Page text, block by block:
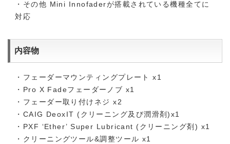
・その他 Mini Innofaderが搭載されている機種全てに
対応
内容物
・フェーダーマウンティングプレート x1
・Pro X Fadeフェーダーノブ x1
・フェーダー取り付けネジ x2
・CAIG DeoxIT (クリーニング及び潤滑剤)x1
・PXF ‘Ether’ Super Lubricant (クリーニング剤) x1
・クリーニングツール&調整ツール x1